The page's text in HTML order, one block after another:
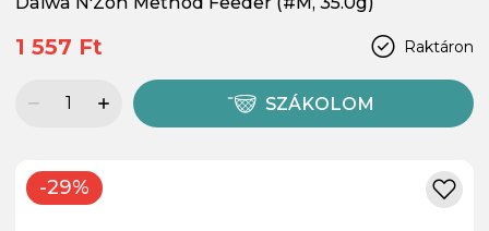
Raktáron
1 557 Ft
SZÁKOLOM
-29%